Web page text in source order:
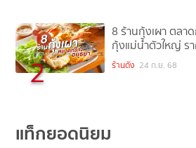
2
8 ร้านกุ้งเผา ตลา
กุ้งแม่น้ำตัวใหญ่ ร
ร้านดัง 24 ก.ย. 68
แท็กยอดนิยม